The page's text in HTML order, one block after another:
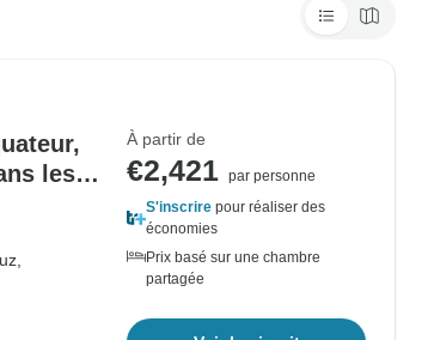
les
À partir de
€2,421 par personne
S'inscrire pour réaliser des
économies
Prix basé sur une chambre
partagée